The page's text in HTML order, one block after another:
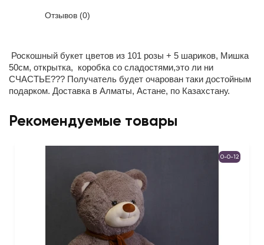
Отзывов (0)
Роскошный букет цветов из 101 розы + 5 шариков, Мишка
50см, открытка, коробка со сладостями,это ли ни
СЧАСТЬЕ??? Получатель будет очарован таки достойным
подарком. Доставка в Алматы, Астане, по Казахстану.
Рекомендуемые товары
0-0-12